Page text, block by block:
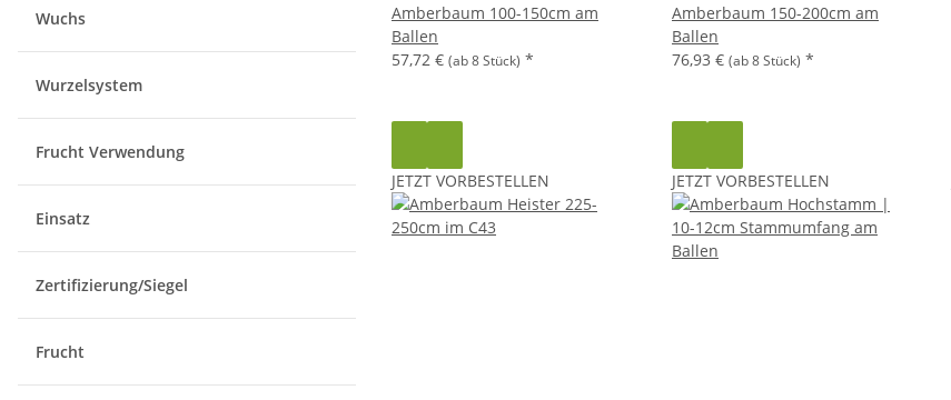
Amberbaum 100-150cm am
Ballen
57,72 € (ab 8 Stück) *
Amberbaum 150-200cm am
Ballen
76,93 € (ab 8 Stück) *
JETZT VORBESTELLEN JETZT VORBESTELLEN
Wuchs
Wurzelsystem
Frucht Verwendung
Einsatz
Zertifizierung/Siegel
Frucht